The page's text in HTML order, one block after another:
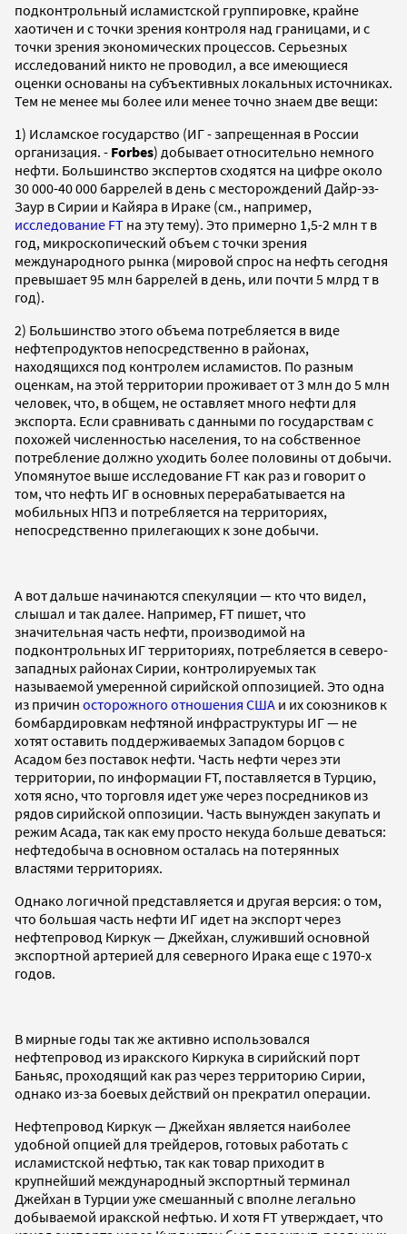
подконтрольный исламистской группировке, крайне
хаотичен и с точки зрения контроля над границами, и с
точки зрения экономических процессов. Серьезных
исследований никто не проводил, а все имеющиеся
оценки основаны на субъективных локальных источниках.
Тем не менее мы более или менее точно знаем две вещи:
1) Исламское государство (ИГ - запрещенная в России
организация. - Forbes) добывает относительно немного
нефти. Большинство экспертов сходятся на цифре около
30 000-40 000 баррелей в день с месторождений Дайр-эз-
Заур в Сирии и Кайяра в Ираке (см., например,
исследование FT на эту тему). Это примерно 1,5-2 млн т в
год, микроскопический объем с точки зрения
международного рынка (мировой спрос на нефть сегодня
превышает 95 млн баррелей в день, или почти 5 млрд т в
год).
2) Большинство этого объема потребляется в виде
нефтепродуктов непосредственно в районах,
находящихся под контролем исламистов. По разным
оценкам, на этой территории проживает от 3 млн до 5 млн
человек, что, в общем, не оставляет много нефти для
экспорта. Если сравнивать с данными по государствам с
похожей численностью населения, то на собственное
потребление должно уходить более половины от добычи.
Упомянутое выше исследование FT как раз и говорит о
том, что нефть ИГ в основных перерабатывается на
мобильных НПЗ и потребляется на территориях,
непосредственно прилегающих к зоне добычи.
А вот дальше начинаются спекуляции — кто что видел,
слышал и так далее. Например, FT пишет, что
значительная часть нефти, производимой на
подконтрольных ИГ территориях, потребляется в северо-
западных районах Сирии, контролируемых так
называемой умеренной сирийской оппозицией. Это одна
из причин осторожного отношения США и их союзников к
бомбардировкам нефтяной инфраструктуры ИГ — не
хотят оставить поддерживаемых Западом борцов с
Асадом без поставок нефти. Часть нефти через эти
территории, по информации FT, поставляется в Турцию,
хотя ясно, что торговля идет уже через посредников из
рядов сирийской оппозиции. Часть вынужден закупать и
режим Асада, так как ему просто некуда больше деваться:
нефтедобыча в основном осталась на потерянных
властями территориях.
Однако логичной представляется и другая версия: о том,
что большая часть нефти ИГ идет на экспорт через
нефтепровод Киркук — Джейхан, служивший основной
экспортной артерией для северного Ирака еще с 1970-х
годов.
В мирные годы так же активно использовался
нефтепровод из иракского Киркука в сирийский порт
Баньяс, проходящий как раз через территорию Сирии,
однако из-за боевых действий он прекратил операции.
Нефтепровод Киркук — Джейхан является наиболее
удобной опцией для трейдеров, готовых работать с
исламистской нефтью, так как товар приходит в
крупнейший международный экспортный терминал
Джейхан в Турции уже смешанный с вполне легально
добываемой иракской нефтью. И хотя FT утверждает, что